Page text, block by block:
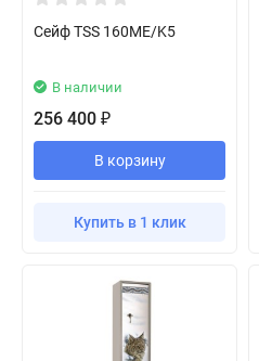
Сейф TSS 160ME/K5
В наличии
256 400 ₽
В корзину
Купить в 1 клик